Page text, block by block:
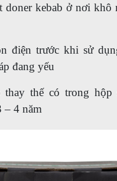
doner kebab ở nơi khô
điện trước khi sử
đang yếu
thay thế có trong hộp
– 4 năm